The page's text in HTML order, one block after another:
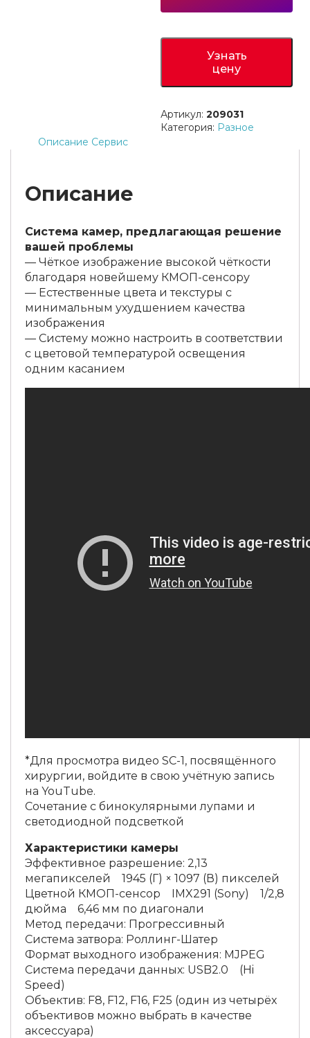
Узнать
цену
Артикул:209031
Категория: Разное
Описание Сервис
Описание
Система камер, предлагающая решение
вашей проблемы
— Чёткое изображение высокой чёткости
благодаря новейшему КМОП-сенсору
— Естественные цвета и текстуры с
минимальным ухудшением качества
изображения
— Систему можно настроить в соответствии
с цветовой температурой освещения
одним касанием
*Для просмотра видео SC-1, посвящённого
хирургии, войдите в свою учётную запись
на YouTube.
Сочетание с бинокулярными лупами и
светодиодной подсветкой
Характеристики камеры
Эффективное разрешение: 2,13
мегапикселей 1945 (Г) × 1097 (В) пикселей
Цветной КМОП-сенсор IMX291 (Sony) 1/2,8
дюйма 6,46 мм по диагонали
Метод передачи: Прогрессивный
Система затвора: Роллинг-Шатер
Формат выходного изображения: MJPEG
Система передачи данных: USB2.0 (Hi
Speed)
Объектив: F8, F12, F16, F25 (один из четырёх
объективов можно выбрать в качестве
аксессуара)